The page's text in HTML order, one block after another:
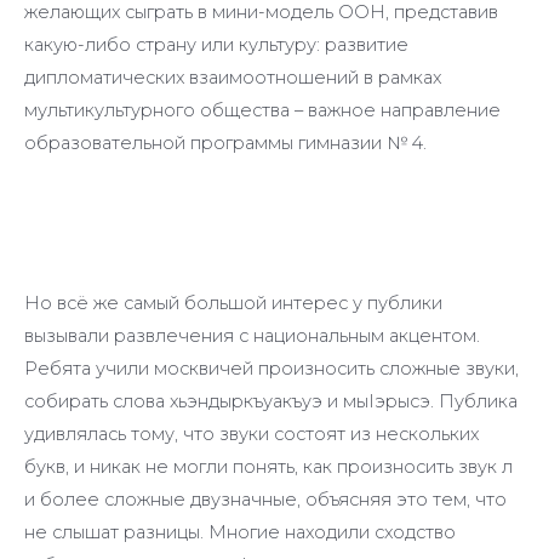
желающих сыграть в мини-модель ООН, представив
какую-либо страну или культуру: развитие
дипломатических взаимоотношений в рамках
мультикультурного общества – важное направление
образовательной программы гимназии № 4.
Но всё же самый большой интерес у публики
вызывали развлечения с национальным акцентом.
Ребята учили москвичей произносить сложные звуки,
собирать слова хьэндыркъуакъуэ и мыIэрысэ. Публика
удивлялась тому, что звуки состоят из нескольких
букв, и никак не могли понять, как произносить звук л
и более сложные двузначные, объясняя это тем, что
не слышат разницы. Многие находили сходство